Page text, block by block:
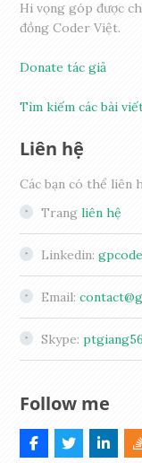
Hi vọng góp được
đồng Coder Việt.
Donate tác giả
Tìm kiếm các bài
Liên hệ
Các bạn có thể liên
Trangliên hệ
Linkedin:
Email:
Skype:
Follow me